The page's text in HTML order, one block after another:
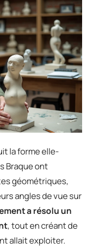
la forme elle-
Braque ont
géométriques,
angles de vue sur
a résolu un
, tout en créant de
allait exploiter.